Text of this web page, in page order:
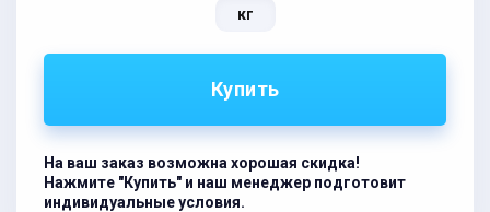
кг
Купить
На ваш заказ возможна хорошая скидка!
Нажмите "Купить" и наш менеджер подготовит
индивидуальные условия.